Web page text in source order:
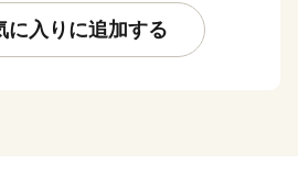
、ぜひ北九州市の魅力をご体感く
に入りに追加する